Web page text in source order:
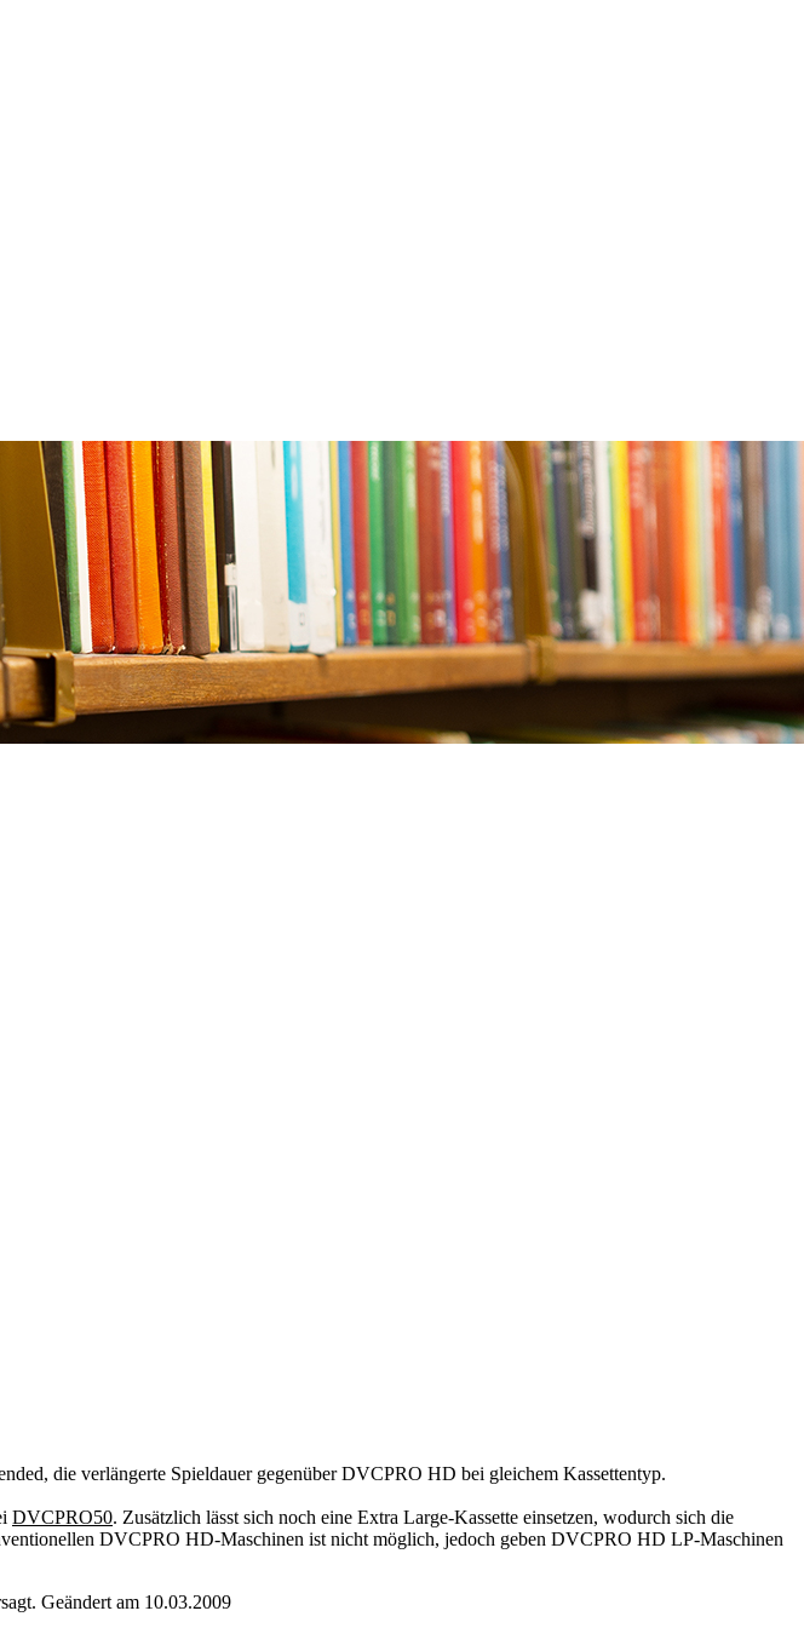
die verlängerte Spieldauer gegenüber DVCPRO HD bei gleichem Kassettentyp.
DVCPRO50. Zusätzlich lässt sich noch eine Extra Large-Kassette einsetzen, wodurch sich die
DVCPRO HD-Maschinen ist nicht möglich, jedoch geben DVCPRO HD LP-Maschinen
Geändert am 10.03.2009